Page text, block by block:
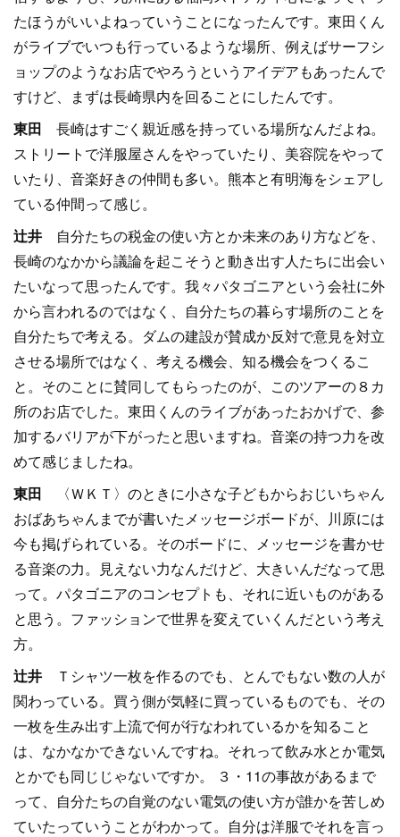
たほうがいいよねっていうことになったんです。東田くん
がライブでいつも行っているような場所、例えばサーフシ
ョップのようなお店でやろうというアイデアもあったんで
すけど、まずは長崎県内を回ることにしたんです。
東田 長崎はすごく親近感を持っている場所なんだよね。
ストリートで洋服屋さんをやっていたり、美容院をやって
いたり、音楽好きの仲間も多い。熊本と有明海をシェアし
ている仲間って感じ。
辻井 自分たちの税金の使い方とか未来のあり方などを、
長崎のなかから議論を起こそうと動き出す人たちに出会い
たいなって思ったんです。我々パタゴニアという会社に外
から言われるのではなく、自分たちの暮らす場所のことを
自分たちで考える。ダムの建設が賛成か反対で意見を対立
させる場所ではなく、考える機会、知る機会をつくるこ
と。そのことに賛同してもらったのが、このツアーの８カ
所のお店でした。東田くんのライブがあったおかげで、参
加するバリアが下がったと思いますね。音楽の持つ力を改
めて感じましたね。
東田 〈ＷＫＴ〉のときに小さな子どもからおじいちゃん
おばあちゃんまでが書いたメッセージボードが、川原には
今も掲げられている。そのボードに、メッセージを書かせ
る音楽の力。見えない力なんだけど、大きいんだなって思
って。パタゴニアのコンセプトも、それに近いものがある
と思う。ファッションで世界を変えていくんだという考え
方。
辻井 Ｔシャツ一枚を作るのでも、とんでもない数の人が
関わっている。買う側が気軽に買っているものでも、その
一枚を生み出す上流で何が行なわれているかを知ること
は、なかなかできないんですね。それって飲み水とか電気
とかでも同じじゃないですか。 ３・11の事故があるまで
って、自分たちの自覚のない電気の使い方が誰かを苦しめ
ていたっていうことがわかって。自分は洋服でそれを言っ